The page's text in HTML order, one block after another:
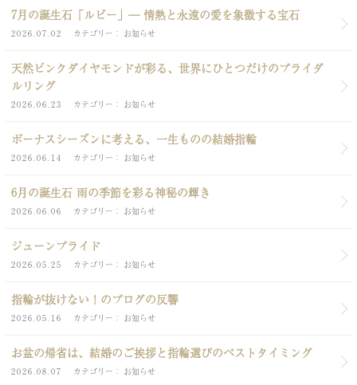
7月の誕生石「ルビー」― 情熱と永遠の愛を象徴する宝石
2026.07.02 カテゴリー お知らせ
天然ピンクダイヤモンドが彩る、世界にひとつだけのブライダ
ルリング
2026.06.23 カテゴリー お知らせ
ボーナスシーズンに考える、一生ものの結婚指輪
2026.06.14 カテゴリー お知らせ
6月の誕生石 雨の季節を彩る神秘の輝き
2026.06.06 カテゴリー お知らせ
ジューンブライド
2026.05.25 カテゴリー お知らせ
指輪が抜けない！のブログの反響
2026.05.16 カテゴリー お知らせ
お盆の帰省は、結婚のご挨拶と指輪選びのベストタイミング
2026.08.07 カテゴリー お知らせ